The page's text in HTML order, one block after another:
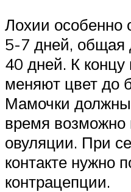
Лохии
5-7 дней, общая
40 дней. К концу
меняют цвет до
Мамочки должны
время возможно
овуляции. При
контакте нужно
контрацепции.